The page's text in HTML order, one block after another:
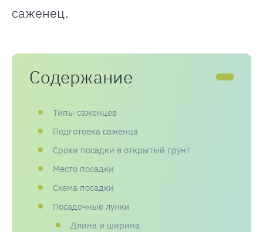
саженец.
Содержание
Типы саженцев
Подготовка саженца
Сроки посадки в открытый грунт
Место посадки
Схема посадки
Посадочные лунки
Длина и ширина